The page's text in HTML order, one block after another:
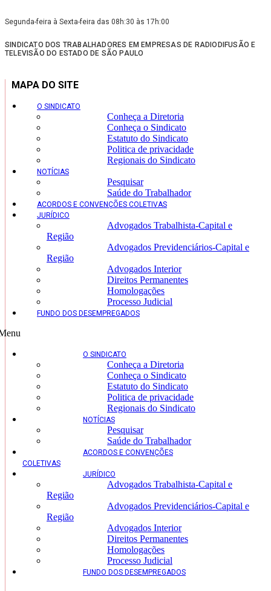
Segunda-feira à Sexta-feira das 08h:30 às 17h:00
SINDICATO DOS TRABALHADORES EM EMPRESAS DE RADIODIFUSÃO E
TELEVISÃO DO ESTADO DE SÃO PAULO
MAPA DO SITE
O SINDICATO
Conheça a Diretoria
Conheça o Sindicato
Estatuto do Sindicato
Politica de privacidade
Regionais do Sindicato
NOTÍCIAS
Pesquisar
Saúde do Trabalhador
ACORDOS E CONVENÇÕES COLETIVAS
JURÍDICO
Advogados Trabalhista-Capital e
Região
Advogados Previdenciários-Capital e
Região
Advogados Interior
Direitos Permanentes
Homologações
Processo Judicial
FUNDO DOS DESEMPREGADOS
O SINDICATO
Conheça a Diretoria
Conheça o Sindicato
Estatuto do Sindicato
Politica de privacidade
Regionais do Sindicato
NOTÍCIAS
Pesquisar
Saúde do Trabalhador
ACORDOS E CONVENÇÕES
COLETIVAS
JURÍDICO
Advogados Trabalhista-Capital e
Região
Advogados Previdenciários-Capital e
Região
Advogados Interior
Direitos Permanentes
Homologações
Processo Judicial
FUNDO DOS DESEMPREGADOS